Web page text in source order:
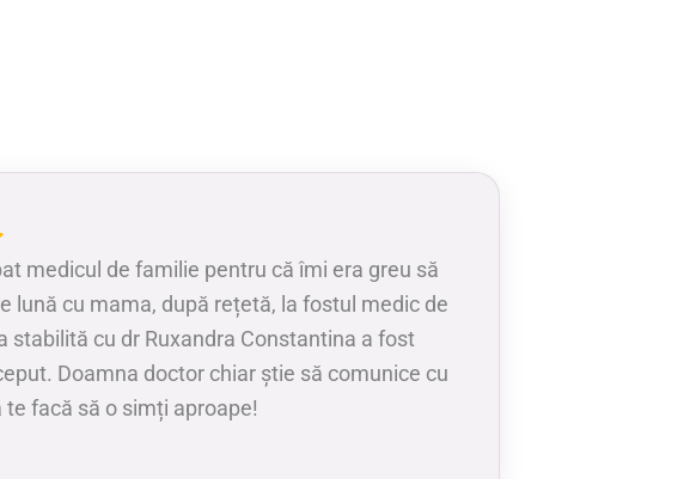
medicul de familie pentru că îmi era greu să
lună cu mama, după rețetă, la fostul medic de
stabilită cu dr Ruxandra Constantina a fost
Doamna doctor chiar știe să comunice cu
te facă să o simți aproape!